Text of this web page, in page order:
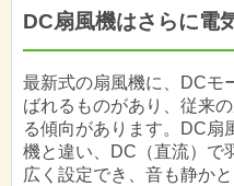
DC扇風機はさらに電
最新式の扇風機に、DCモ
ばれるものがあり、従来
る傾向があります。DC扇
機と違い、DC（直流）で
広く設定でき、音も静か